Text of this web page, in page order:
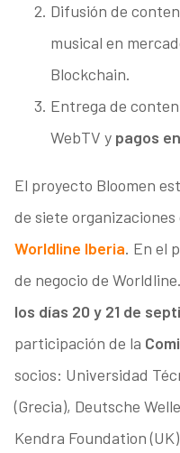
Difusión de
musical en
Blockchain.
Entrega de
WebTV y pagos
El proyecto Bloomen
de siete
Worldline Iberia. En el
de negocio de
los días 20 y 21 de
participación de la
socios: Universidad
(Grecia), Deutsche
Kendra Foundation